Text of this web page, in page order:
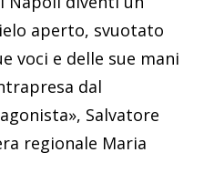
aperto, svuotato
voci e delle sue mani
dal
Salvatore
regionale Maria